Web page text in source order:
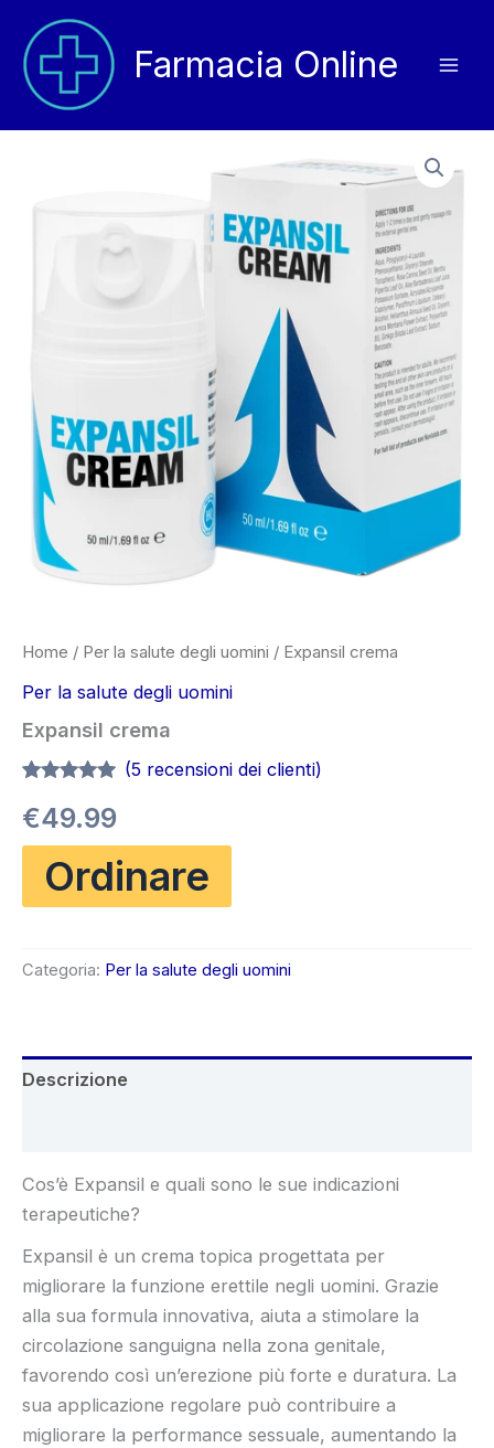
contenuto
Farmacia Online
Home / Per la salute degli uomini / Expansil crema
Per la salute degli uomini
Expansil crema
su 5 su
base di
recensioni
(5recensioni dei clienti)
€49.99
Ordinare
Categoria: Per la salute degli uomini
Descrizione
Cos’è Expansil e quali sono le sue indicazioni
terapeutiche?
Expansil è un crema topica progettata per
migliorare la funzione erettile negli uomini. Grazie
alla sua formula innovativa, aiuta a stimolare la
circolazione sanguigna nella zona genitale,
favorendo così un’erezione più forte e duratura. La
sua applicazione regolare può contribuire a
migliorare la performance sessuale, aumentando la